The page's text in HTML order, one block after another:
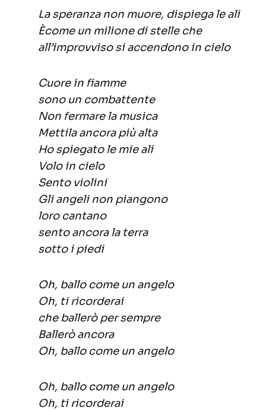
La speranza non muore, dispiega le ali
Ècome un milione di stelle che
all’improvviso si accendono in cielo
Cuore in fiamme
sono un combattente
Non fermare la musica
Mettila ancora più alta
Ho spiegato le mie ali
Volo in cielo
Sento violini
Gli angeli non piangono
loro cantano
sento ancora la terra
sotto i piedi
Oh, ballo come un angelo
Oh, ti ricorderai
che ballerò per sempre
Ballerò ancora
Oh, ballo come un angelo
Oh, ballo come un angelo
Oh, ti ricorderai